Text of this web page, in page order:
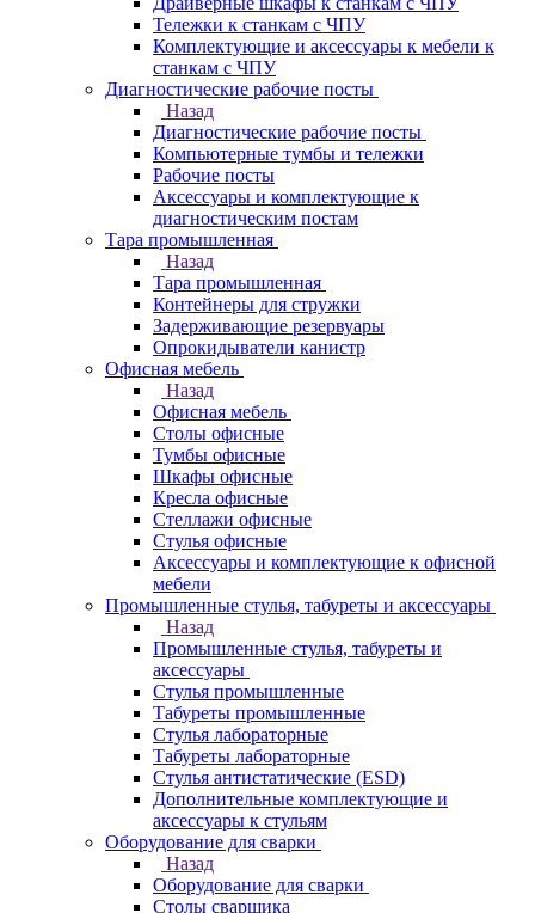
Тележки к станкам с ЧПУ
Комплектующие и аксессуары к мебели к
станкам с ЧПУ
Диагностические рабочие посты
Назад
Диагностические рабочие посты
Компьютерные тумбы и тележки
Рабочие посты
Аксессуары и комплектующие к
диагностическим постам
Тара промышленная
Назад
Тара промышленная
Контейнеры для стружки
Задерживающие резервуары
Опрокидыватели канистр
Офисная мебель
Назад
Офисная мебель
Столы офисные
Тумбы офисные
Шкафы офисные
Кресла офисные
Стеллажи офисные
Стулья офисные
Аксессуары и комплектующие к офисной
мебели
Промышленные стулья, табуреты и аксессуары
Назад
Промышленные стулья, табуреты и
аксессуары
Стулья промышленные
Табуреты промышленные
Стулья лабораторные
Табуреты лабораторные
Стулья антистатические (ESD)
Дополнительные комплектующие и
аксессуары к стульям
Оборудование для сварки
Назад
Оборудование для сварки
Столы сварщика